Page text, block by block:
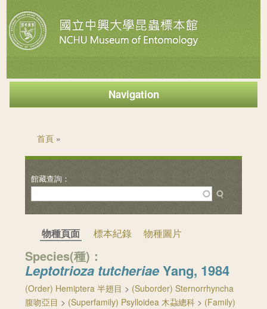
Navigation
首頁 »
物種頁面 標本紀錄 物種圖片
Species(種)：
Leptotrioza tutcheriaeYang, 1984
(Order) Hemiptera 半翅目 > (Suborder) Sternorrhyncha
腹吻亞目 > (Superfamily) Psylloidea 木蝨總科 > (Family)